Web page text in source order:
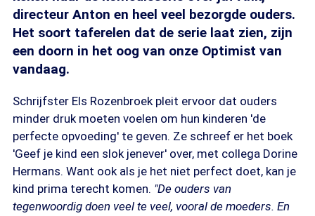
directeur Anton en heel veel bezorgde ouders.
Het soort taferelen dat de serie laat zien, zijn
een doorn in het oog van onze Optimist van
vandaag.
Schrijfster Els Rozenbroek pleit ervoor dat ouders
minder druk moeten voelen om hun kinderen 'de
perfecte opvoeding' te geven. Ze schreef er het boek
'Geef je kind een slok jenever' over, met collega Dorine
Hermans. Want ook als je het niet perfect doet, kan je
kind prima terecht komen. "De ouders van
tegenwoordig doen veel te veel, vooral de moeders. En